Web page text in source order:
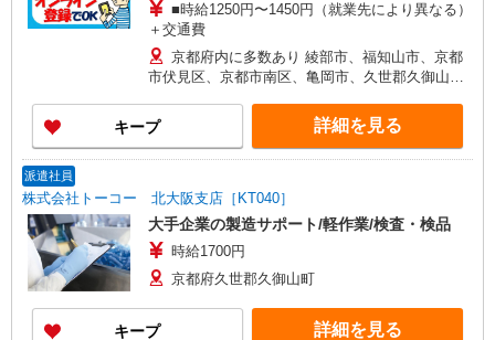
■時給1250円〜1450円（就業先により異なる）
＋交通費
京都府内に多数あり 綾部市、福知山市、京都
市伏見区、京都市南区、亀岡市、久世郡久御山町
キープ 詳細を見る
派遣社員
株式会社トーコー 北大阪支店［KT040］
大手企業の製造サポート/軽作業/検査・検品
時給1700円
京都府久世郡久御山町
キープ 詳細を見る